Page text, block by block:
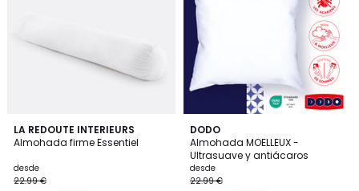
LA REDOUTE INTERIEURS
Almohada firme Essentiel
desde
22.99 €
4,2
/ 5
DODO
Almohada MOELLEUX -
Ultrasuave y antiácaros
desde
22.99 €
4
/
5